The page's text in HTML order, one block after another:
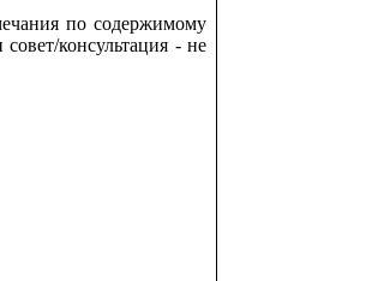
по содержимому
консультация - не